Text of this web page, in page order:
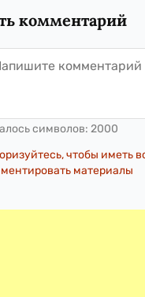
комментарий
символов: 2000
чтобы иметь
материалы